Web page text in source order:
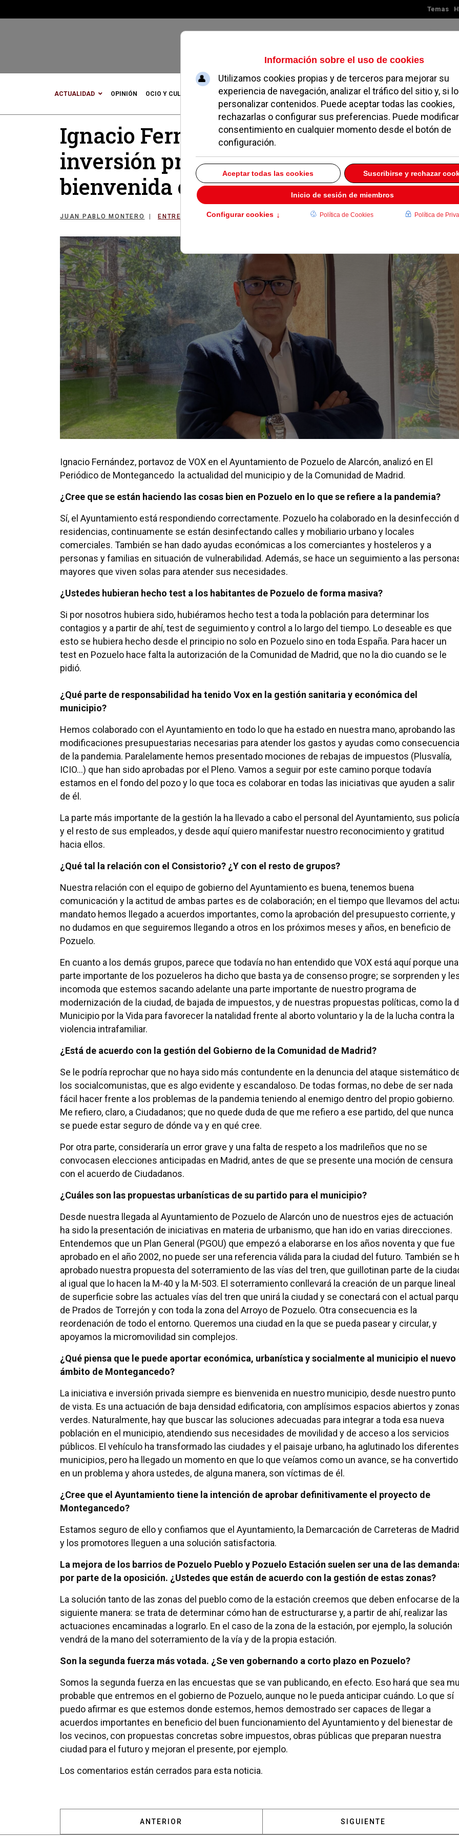
Temas
Domingo, 09 de agosto de 2026
ACTUALIDAD OPINIÓN OCIO Y CULTURA DEPORTES MADRID NOROESTE SOCIEDAD MAGAZINE SERVICIOS
Ignacio Fernández: “La iniciativa e
inversión privada siempre es
bienvenida en nuestro municipio”
JUAN PABLO MONTERO ENTREVISTAS POZUELO 19 OCTUBRE 2020
Ignacio Fernández, portavoz de VOX en el Ayuntamiento de Pozuelo de Alarcón, analizó en El
Periódico de Montegancedo la actualidad del municipio y de la Comunidad de Madrid.
¿Cree que se están haciendo las cosas bien en Pozuelo en lo que se refiere a la pandemia?
Sí, el Ayuntamiento está respondiendo correctamente. Pozuelo ha colaborado en la desinfección
residencias, continuamente se están desinfectando calles y mobiliario urbano y locales
comerciales. También se han dado ayudas económicas a los comerciantes y hosteleros y a
personas y familias en situación de vulnerabilidad. Además, se hace un seguimiento a las
mayores que viven solas para atender sus necesidades.
¿Ustedes hubieran hecho test a los habitantes de Pozuelo de forma masiva?
Si por nosotros hubiera sido, hubiéramos hecho test a toda la población para determinar los
contagios y a partir de ahí, test de seguimiento y control a lo largo del tiempo. Lo deseable es que
esto se hubiera hecho desde el principio no solo en Pozuelo sino en toda España. Para hacer un
test en Pozuelo hace falta la autorización de la Comunidad de Madrid, que no la dio cuando se le
pidió.
¿Qué parte de responsabilidad ha tenido Vox en la gestión sanitaria y económica del
municipio?
Hemos colaborado con el Ayuntamiento en todo lo que ha estado en nuestra mano, aprobando las
modificaciones presupuestarias necesarias para atender los gastos y ayudas como consecuencia
de la pandemia. Paralelamente hemos presentado mociones de rebajas de impuestos (Plusvalía,
ICIO…) que han sido aprobadas por el Pleno. Vamos a seguir por este camino porque todavía
estamos en el fondo del pozo y lo que toca es colaborar en todas las iniciativas que ayuden a salir
de él.
La parte más importante de la gestión la ha llevado a cabo el personal del Ayuntamiento, sus
y el resto de sus empleados, y desde aquí quiero manifestar nuestro reconocimiento y gratitud
hacia ellos.
¿Qué tal la relación con el Consistorio? ¿Y con el resto de grupos?
Nuestra relación con el equipo de gobierno del Ayuntamiento es buena, tenemos buena
comunicación y la actitud de ambas partes es de colaboración; en el tiempo que llevamos del
mandato hemos llegado a acuerdos importantes, como la aprobación del presupuesto corriente, y
no dudamos en que seguiremos llegando a otros en los próximos meses y años, en beneficio de
Pozuelo.
En cuanto a los demás grupos, parece que todavía no han entendido que VOX está aquí porque una
parte importante de los pozueleros ha dicho que basta ya de consenso progre; se sorprenden y
incomoda que estemos sacando adelante una parte importante de nuestro programa de
modernización de la ciudad, de bajada de impuestos, y de nuestras propuestas políticas, como la
Municipio por la Vida para favorecer la natalidad frente al aborto voluntario y la de la lucha contra la
violencia intrafamiliar.
¿Está de acuerdo con la gestión del Gobierno de la Comunidad de Madrid?
Se le podría reprochar que no haya sido más contundente en la denuncia del ataque sistemático
los socialcomunistas, que es algo evidente y escandaloso. De todas formas, no debe de ser nada
fácil hacer frente a los problemas de la pandemia teniendo al enemigo dentro del propio gobierno.
Me refiero, claro, a Ciudadanos; que no quede duda de que me refiero a ese partido, del que nunca
se puede estar seguro de dónde va y en qué cree.
Por otra parte, consideraría un error grave y una falta de respeto a los madrileños que no se
convocasen elecciones anticipadas en Madrid, antes de que se presente una moción de censura
con el acuerdo de Ciudadanos.
¿Cuáles son las propuestas urbanísticas de su partido para el municipio?
Desde nuestra llegada al Ayuntamiento de Pozuelo de Alarcón uno de nuestros ejes de actuación
ha sido la presentación de iniciativas en materia de urbanismo, que han ido en varias direcciones.
Entendemos que un Plan General (PGOU) que empezó a elaborarse en los años noventa y que fue
aprobado en el año 2002, no puede ser una referencia válida para la ciudad del futuro. También se
aprobado nuestra propuesta del soterramiento de las vías del tren, que guillotinan parte de la
al igual que lo hacen la M-40 y la M-503. El soterramiento conllevará la creación de un parque lineal
de superficie sobre las actuales vías del tren que unirá la ciudad y se conectará con el actual
de Prados de Torrejón y con toda la zona del Arroyo de Pozuelo. Otra consecuencia es la
reordenación de todo el entorno. Queremos una ciudad en la que se pueda pasear y circular, y
apoyamos la micromovilidad sin complejos.
¿Qué piensa que le puede aportar económica, urbanística y socialmente al municipio el nuevo
ámbito de Montegancedo?
La iniciativa e inversión privada siempre es bienvenida en nuestro municipio, desde nuestro punto
de vista. Es una actuación de baja densidad edificatoria, con amplísimos espacios abiertos y zonas
verdes. Naturalmente, hay que buscar las soluciones adecuadas para integrar a toda esa nueva
población en el municipio, atendiendo sus necesidades de movilidad y de acceso a los servicios
públicos. El vehículo ha transformado las ciudades y el paisaje urbano, ha aglutinado los diferentes
municipios, pero ha llegado un momento en que lo que veíamos como un avance, se ha convertido
en un problema y ahora ustedes, de alguna manera, son víctimas de él.
¿Cree que el Ayuntamiento tiene la intención de aprobar definitivamente el proyecto de
Montegancedo?
Estamos seguro de ello y confiamos que el Ayuntamiento, la Demarcación de Carreteras de Madrid
y los promotores lleguen a una solución satisfactoria.
La mejora de los barrios de Pozuelo Pueblo y Pozuelo Estación suelen ser una de las
por parte de la oposición. ¿Ustedes que están de acuerdo con la gestión de estas zonas?
La solución tanto de las zonas del pueblo como de la estación creemos que deben enfocarse de la
siguiente manera: se trata de determinar cómo han de estructurarse y, a partir de ahí, realizar las
actuaciones encaminadas a lograrlo. En el caso de la zona de la estación, por ejemplo, la solución
vendrá de la mano del soterramiento de la vía y de la propia estación.
Son la segunda fuerza más votada. ¿Se ven gobernando a corto plazo en Pozuelo?
Somos la segunda fuerza en las encuestas que se van publicando, en efecto. Eso hará que sea
probable que entremos en el gobierno de Pozuelo, aunque no le pueda anticipar cuándo. Lo que sí
puedo afirmar es que estemos donde estemos, hemos demostrado ser capaces de llegar a
acuerdos importantes en beneficio del buen funcionamiento del Ayuntamiento y del bienestar de
los vecinos, con propuestas concretas sobre impuestos, obras públicas que preparan nuestra
ciudad para el futuro y mejoran el presente, por ejemplo.
Los comentarios están cerrados para esta noticia.
ARTÍCULO ANTERIOR: ISAAC CARDOSO, PRESIDENTE DEL C.F. POZUELO:
ANTERIOR ARTÍCULO SIGUIENTE:
SIGUIENTE